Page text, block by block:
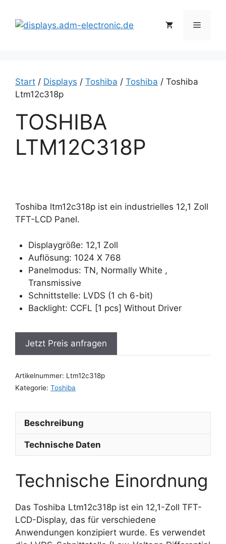
Inhalt
springen
Menü
Start / Displays / Toshiba / Toshiba / Toshiba
Ltm12c318p
TOSHIBA
LTM12C318P
Toshiba ltm12c318p ist ein industrielles 12,1 Zoll
TFT-LCD Panel.
Displaygröße: 12,1 Zoll
Auflösung: 1024 X 768
Panelmodus: TN, Normally White ,
Transmissive
Schnittstelle: LVDS (1 ch 6-bit)
Backlight: CCFL [1 pcs] Without Driver
Jetzt Preis anfragen
Artikelnummer: Ltm12c318p
Kategorie: Toshiba
Beschreibung
Technische Daten
Technische Einordnung
Das Toshiba Ltm12c318p ist ein 12,1-Zoll TFT-
LCD-Display, das für verschiedene
Anwendungen konzipiert wurde. Es verwendet